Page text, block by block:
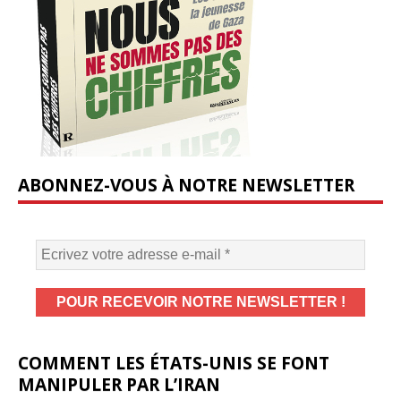
ABONNEZ-VOUS À NOTRE NEWSLETTER
COMMENT LES ÉTATS-UNIS SE FONT
MANIPULER PAR L’IRAN